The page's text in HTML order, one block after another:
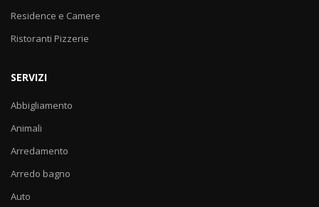
Residence e Camere
Ristoranti Pizzerie
SERVIZI
Abbigliamento
Animali
Arredamento
Arredo bagno
Auto